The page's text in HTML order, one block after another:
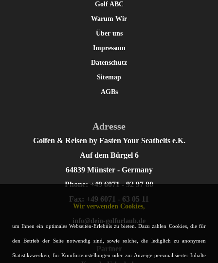
Golf ABC
Warum Wir
Über uns
Impressum
Datenschutz
Sitemap
AGBs
Adresse
Golfen & Reisen by Fasten Your Seatbelts e.K.
Auf dem Bürgel 6
64839 Münster - Germany
Phone: +49 6071 - 92 97 80
Fax: +49 6071 - 63 05 11
info@dein-golfurlaub.de
Partner
Wir verwenden Cookies,
um Ihnen ein optimales Webseiten-Erlebnis zu bieten. Dazu zählen Cookies, die für
den Betrieb der Seite notwendig sind, sowie solche, die lediglich zu anonymen
Statistikzwecken, für Komforteinstellungen oder zur Anzeige personalisierter Inhalte